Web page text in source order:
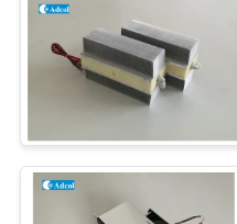
SITIO
PRIVACY
POLICY